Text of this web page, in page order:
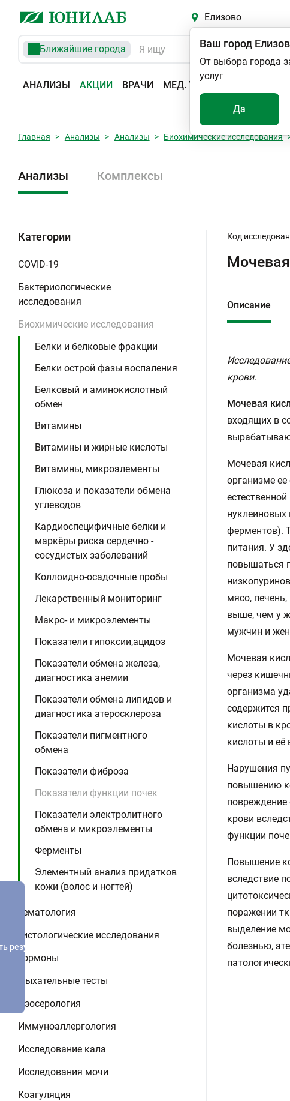
Елизово
Ближайшие города
АНАЛИЗЫ АКЦИИ ВРАЧИ МЕД. УСЛУГИ
Ваш город
От выбора города
услуг
Да
Главная Анализы Анализы Биохимические исследования
Анализы Комплексы
Категории
COVID-19
Бактериологические
исследования
Биохимические исследования
Белки и белковые фракции
Белки острой фазы воспаления
Белковый и аминокислотный
обмен
Витамины
Витамины и жирные кислоты
Витамины, микроэлементы
Глюкоза и показатели обмена
углеводов
Кардиоспецифичные белки и
маркёры риска сердечно -
сосудистых заболеваний
Коллоидно-осадочные пробы
Лекарственный мониторинг
Макро- и микроэлементы
Показатели гипоксии,ацидоз
Показатели обмена железа,
диагностика анемии
Показатели обмена липидов и
диагностика атеросклероза
Показатели пигментного
обмена
Показатели фиброза
Показатели функции почек
Показатели электролитного
обмена и микроэлементы
Ферменты
Элементный анализ придатков
кожи (волос и ногтей)
Гематология
Гистологические исследования
Гормоны
Дыхательные тесты
Изосерология
Иммуноаллергология
Исследование кала
Исследования мочи
Коагуляция
Код
Описание
крови.
Мочевая
входящих в
Мочевая
организме
нуклеиновых
ферментов).
питания. У
повышаться
мясо,
выше, чем у
мужчин и
Мочевая
через
организма
содержится
кислоты в
кислоты и
Нарушения
повышению
повреждение
крови
функции
Повышение
вследствие
поражении
выделение
болезнью,
результатов